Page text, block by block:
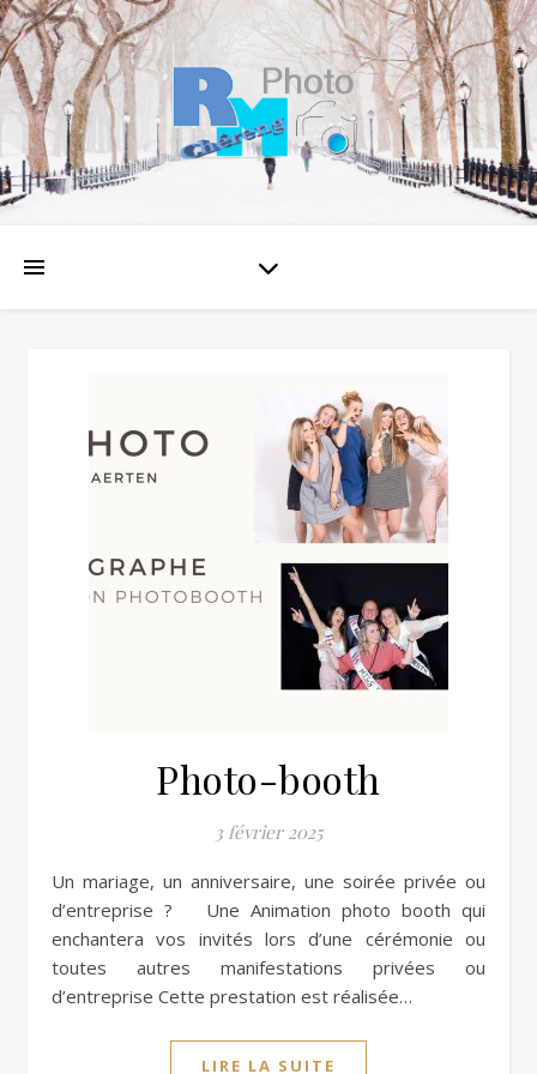
Photo-booth
3 février 2025
Un mariage, un anniversaire, une soirée privée ou
d’entreprise ? Une Animation photo booth qui
enchantera vos invités lors d’une cérémonie ou
toutes autres manifestations privées ou
d’entreprise Cette prestation est réalisée…
LIRE LA SUITE